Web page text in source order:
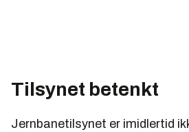
Tilsynet betenkt
Jernbanetilsynet er imidlertid